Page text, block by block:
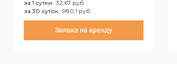
за 1 сутки: 32,67 руб
за 30 суток: 980,1 руб
за 30 суток: 980,1 руб
Заявка на аренду